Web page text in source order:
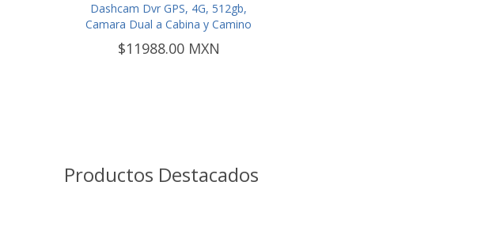
Dashcam Dvr GPS, 4G, 512gb,
Camara Dual a Cabina y Camino
$11988.00 MXN
Productos Destacados